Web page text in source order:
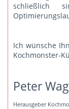
schließlich
Ich wünsche
Kochmonster-
Peter
Herausgeber